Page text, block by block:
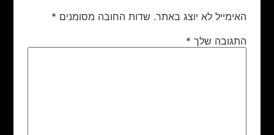
האימייל לא יוצג באתר. שדות החובה מסומנים *
התגובה שלך *